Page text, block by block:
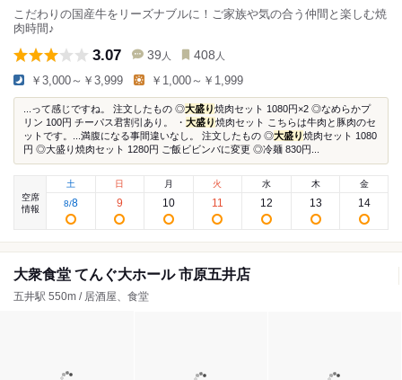
こだわりの国産牛をリーズナブルに！ご家族や気の合う仲間と楽しむ焼
肉時間♪
3.07 39 人 408 人
￥3,000～￥3,999 ￥1,000～￥1,999
...って感じですね。 注文したもの ◎大盛り焼肉セット 1080円×2 ◎なめらかプ
リン 100円 チーパス君割引あり。 ・ 大盛り焼肉セット こちらは牛肉と豚肉のセ
ットです。...満腹になる事間違いなし。 注文したもの ◎大盛り焼肉セット 1080
円 ◎大盛り焼肉セット 1280円 ご飯ビビンバに変更 ◎冷麺 830円...
空席
情報
土
8/8
日
9
月
10
火
11
水
12
木
13
金
14
大衆食堂 てんぐ大ホール 市原五井店
五井駅 550m / 居酒屋、食堂